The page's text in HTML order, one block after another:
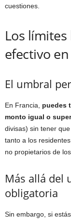
cuestiones.
Los
efectivo
El umbral
En Francia, puedes
monto igual o
divisas) sin tener
tanto a los
no propietarios de
Más allá del
obligatoria
Sin embargo, si